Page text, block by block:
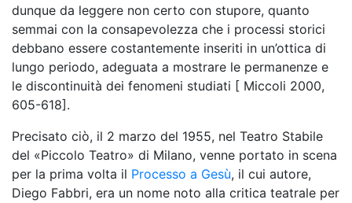
dunque da leggere non certo con stupore, quanto
semmai con la consapevolezza che i processi storici
debbano essere costantemente inseriti in un’ottica di
lungo periodo, adeguata a mostrare le permanenze e
le discontinuità dei fenomeni studiati [ Miccoli 2000,
605-618].
Precisato ciò, il 2 marzo del 1955, nel Teatro Stabile
del «Piccolo Teatro» di Milano, venne portato in scena
per la prima volta il Processo a Gesù, il cui autore,
Diego Fabbri, era un nome noto alla critica teatrale per